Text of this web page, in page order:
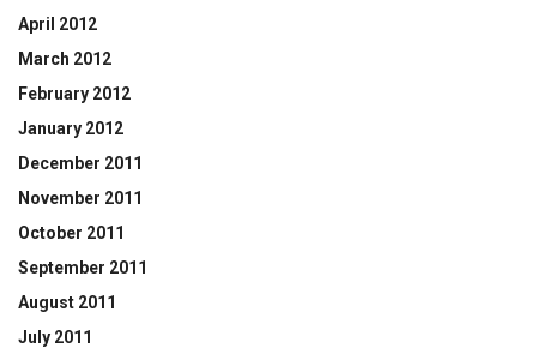
April 2012
March 2012
February 2012
January 2012
December 2011
November 2011
October 2011
September 2011
August 2011
July 2011